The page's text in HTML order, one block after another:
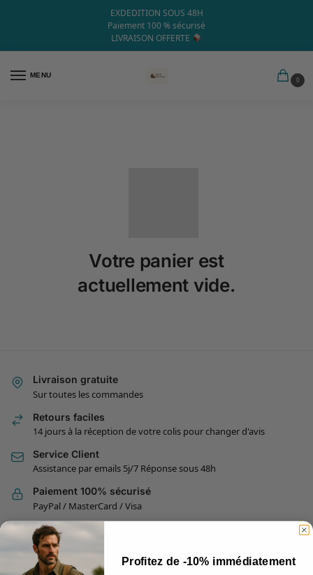
EXDEDITION SOUS 48H
Paiement 100 % sécurisé
LIVRAISON OFFERTE
MENU
0
Votre panier est
actuellement vide.
Livraison gratuite
Sur toutes les commandes
Retours faciles
14 jours à la réception de votre colis pour changer d'avis
Service Client
Assistance par emails 5j/7 Réponse sous 48h
Paiement 100% sécurisé
PayPal / MasterCard / Visa
CONTACT Profitez de -10% immédiatement